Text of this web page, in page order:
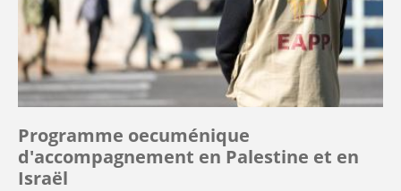
Programme oecuménique
d'accompagnement en Palestine et en
Israël